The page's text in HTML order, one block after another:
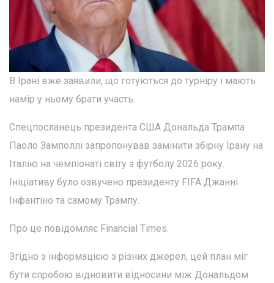
В Ірані вже заявили, що готуються до турніру і мають
намір у ньому брати участь.
Спецпосланець президента США Дональда Трампа
Паоло Замполлі запропонував замінити збірну Ірану на
Італію на чемпіонаті світу з футболу 2026 року.
Ініціативу було озвучено президенту FIFA Джанні
Інфантіно та самому Трампу.
Про це повідомляє Financial Times.
Згідно з інформацією з різних джерел, цей план міг
бути спробою відновити відносини між Дональдом